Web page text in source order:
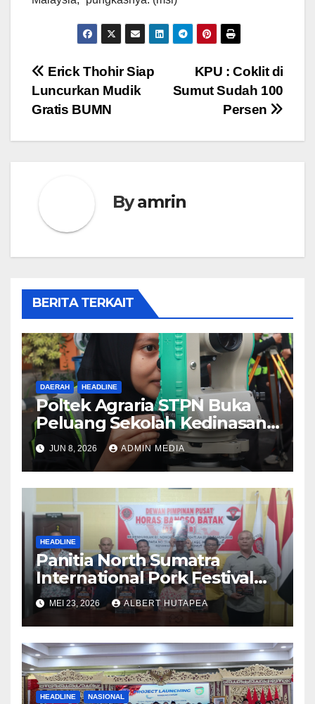
Navigasi
pos
KPU : Coklit di
Sumut Sudah 100
Persen
Erick Thohir Siap
Luncurkan Mudik
Gratis BUMN
Byamrin
BERITA TERKAIT
DAERAH HEADLINE
Poltek Agraria STPN Buka
Peluang Sekolah Kedinasan,
Jaring Generasi Muda yang
Berminat di Bidang
Agraria/Pertanahan dan Tata
Ruang
JUN 8, 2026 ADMIN MEDIA
HEADLINE
Panitia North Sumatra
International Pork Festival
Gelar Rapat Final Persiapan
Acara Agustus 2026
MEI 23, 2026 ALBERT HUTAPEA
HEADLINE NASIONAL